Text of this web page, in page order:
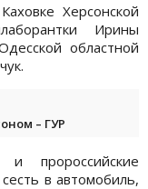
Херсонской
Ирины
областной
– ГУР
и пророссийские
в автомобиль,